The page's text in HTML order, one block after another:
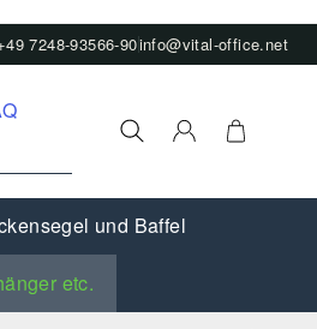
7248-93566-90info@vital-office.net
und Baffel
etc.